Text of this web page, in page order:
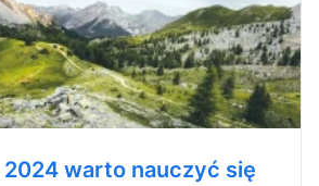
2024 warto nauczyć się